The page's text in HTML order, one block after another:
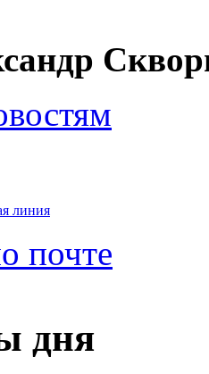
линия
почте
дня